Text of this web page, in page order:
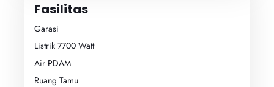
Fasilitas
Garasi
Listrik 7700 Watt
Air PDAM
Ruang Tamu